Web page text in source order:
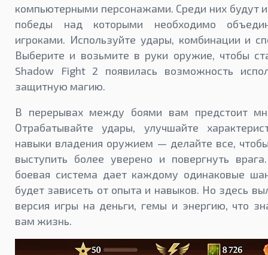
компьютерными персонажами. Среди них будут
победы над которыми необходимо
игроками. Используйте удары, комбинации и
Выберите и возьмите в руки оружие, чтобы
Shadow Fight 2 появилась возможность
защитную магию.
В перерывах между боями вам предстоит
Отрабатывайте удары, улучшайте
навыки владения оружием — делайте все,
выступить более уверено и повергнуть
боевая система дает каждому одинаковые
будет зависеть от опыта и навыков. Но здесь
версия игры на деньги, гемы и энергию, что
вам жизнь.